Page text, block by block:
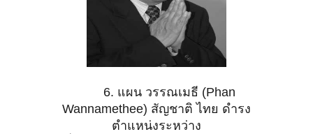
6. แผน วรรณเมธี (Phan
Wannamethee) สัญชาติ ไทย ดำรง
ตำแหน่งระหว่าง